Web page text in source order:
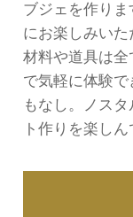
ブジェを作り
にお楽しみい
材料や道具は
で気軽に体験
もなし。ノス
ト作りを楽しん